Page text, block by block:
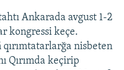
Ankarada avgust 1-2
kongressi keçe.
qırımtatarlarğa nisbeten
Qırımda keçirip